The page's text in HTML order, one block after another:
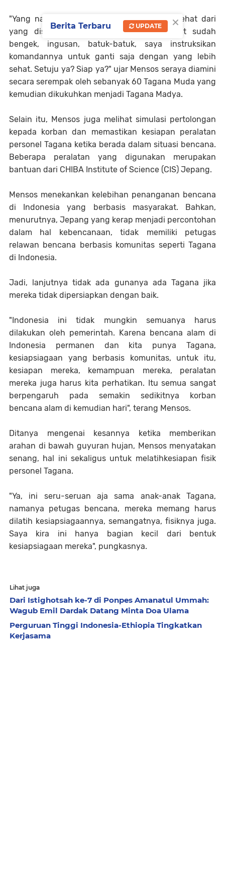
"Yang namanya petugas, dia harus lebih sehat dari
yang diselamatkan, kalo petugas dikit-dikit sudah
bengek, ingusan, batuk-batuk, saya instruksikan
komandannya untuk ganti saja dengan yang lebih
sehat. Setuju ya? Siap ya?" ujar Mensos seraya diamini
secara serempak oleh sebanyak 60 Tagana Muda yang
kemudian dikukuhkan menjadi Tagana Madya.
Selain itu, Mensos juga melihat simulasi pertolongan
kepada korban dan memastikan kesiapan peralatan
personel Tagana ketika berada dalam situasi bencana.
Beberapa peralatan yang digunakan merupakan
bantuan dari CHIBA Institute of Science (CIS) Jepang.
Mensos menekankan kelebihan penanganan bencana
di Indonesia yang berbasis masyarakat. Bahkan,
menurutnya, Jepang yang kerap menjadi percontohan
dalam hal kebencanaan, tidak memiliki petugas
relawan bencana berbasis komunitas seperti Tagana
di Indonesia.
Jadi, lanjutnya tidak ada gunanya ada Tagana jika
mereka tidak dipersiapkan dengan baik.
"Indonesia ini tidak mungkin semuanya harus
dilakukan oleh pemerintah. Karena bencana alam di
Indonesia permanen dan kita punya Tagana,
kesiapsiagaan yang berbasis komunitas, untuk itu,
kesiapan mereka, kemampuan mereka, peralatan
mereka juga harus kita perhatikan. Itu semua sangat
berpengaruh pada semakin sedikitnya korban
bencana alam di kemudian hari", terang Mensos.
Ditanya mengenai kesannya ketika memberikan
arahan di bawah guyuran hujan, Mensos menyatakan
senang, hal ini sekaligus untuk melatihkesiapan fisik
personel Tagana.
"Ya, ini seru-seruan aja sama anak-anak Tagana,
namanya petugas bencana, mereka memang harus
dilatih kesiapsiagaannya, semangatnya, fisiknya juga.
Saya kira ini hanya bagian kecil dari bentuk
kesiapsiagaan mereka", pungkasnya.
Lihat juga
Dari Istighotsah ke-7 di Ponpes Amanatul Ummah:
Wagub Emil Dardak Datang Minta Doa Ulama
Perguruan Tinggi Indonesia-Ethiopia Tingkatkan
Kerjasama
×
Berita Terbaru UPDATE